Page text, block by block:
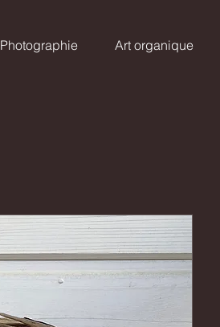
Photographie Art organique